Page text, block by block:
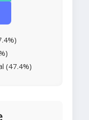
(47.4%)